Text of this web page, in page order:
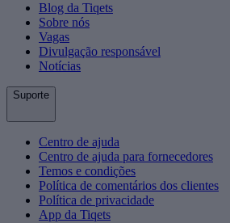
Blog da Tiqets
Sobre nós
Vagas
Divulgação responsável
Notícias
Suporte
Centro de ajuda
Centro de ajuda para fornecedores
Temos e condições
Política de comentários dos clientes
Política de privacidade
App da Tiqets